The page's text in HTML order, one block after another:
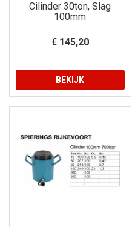
Cilinder 30ton, Slag
100mm
€ 145,20
BEKIJK